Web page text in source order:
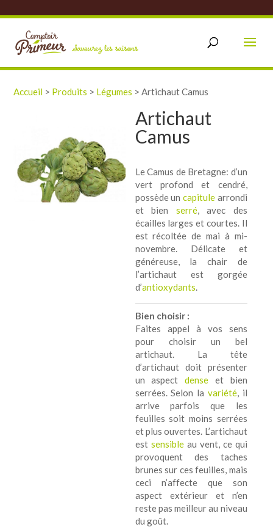
Accueil > Produits > Légumes >Artichaut Camus
Artichaut
Camus
Le Camus de Bretagne: d’un
vert profond et cendré,
possède un capitulearrondi
et bien serré, avec des
écailles larges et courtes. Il
est récoltée de mai à mi-
novembre. Délicate et
généreuse, la chair de
l’artichaut est gorgée
d’antioxydants.
Bien choisir :
Faites appel à vos sens
pour choisir un bel
artichaut. La tête
d’artichaut doit présenter
un aspectdense et bien
serrées. Selon la variété, il
arrive parfois que les
feuilles soit moins serrées
et plus ouvertes. L’artichaut
est sensibleau vent, ce qui
provoquent des taches
brunes sur ces feuilles, mais
ceci n’affecte que son
aspect extérieur et n’en
reste pas meilleur au niveau
du goût.